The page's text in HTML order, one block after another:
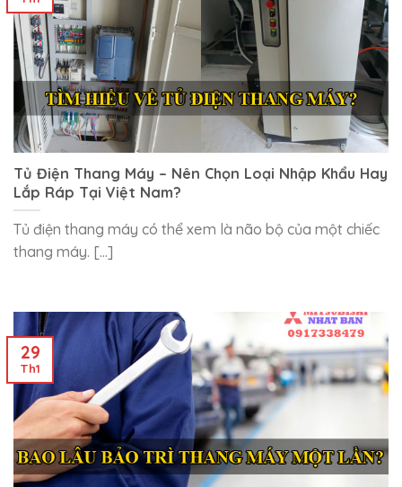
Tủ Điện Thang Máy – Nên Chọn Loại Nhập Khẩu Hay
Lắp Ráp Tại Việt Nam?
Tủ điện thang máy có thể xem là não bộ của một chiếc
thang máy. [...]
29
Th1